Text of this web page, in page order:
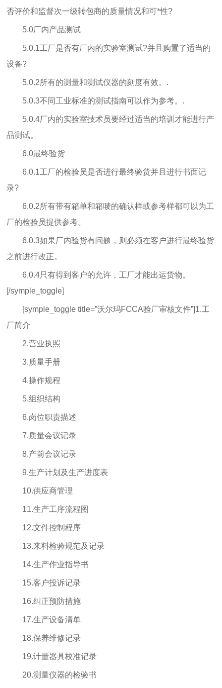
否评价和监督次一级转包商的质量情况和可*性?
5.0厂内产品测试
5.0.1工厂是否有厂内的实验室测试?并且购置了适当的
设备?
5.0.2所有的测量和测试仪器的刻度有效。.
5.0.3不同工业标准的测试指南可以作为参考。.
5.0.4厂内的实验室技术员要经过适当的培训才能进行产
品测试。
6.0最终验货
6.0.1工厂的检验员是否进行最终验货并且进行书面记
录?
6.0.2所有带有箱单和箱唛的确认样或参考样都可以为工
厂的检验员提供参考。
6.0.3如果厂内验货有问题，则必须在客户进行最终验货
之前进行改正。
6.0.4只有得到客户的允许，工厂才能出运货物。
[/symple_toggle]
[symple_toggle title=”沃尔玛FCCA验厂审核文件”]1.工
厂简介
2.营业执照
3.质量手册
4.操作规程
5.组织结构
6.岗位职责描述
7.质量会议记录
8.产前会议记录
9.生产计划及生产进度表
10.供应商管理
11.生产工序流程图
12.文件控制程序
13.来料检验规范及记录
14.生产作业指导书
15.客户投诉记录
16.纠正预防措施
17.生产设备清单
18.保养维修记录
19.计量器具校准记录
20.测量仪器的检验书